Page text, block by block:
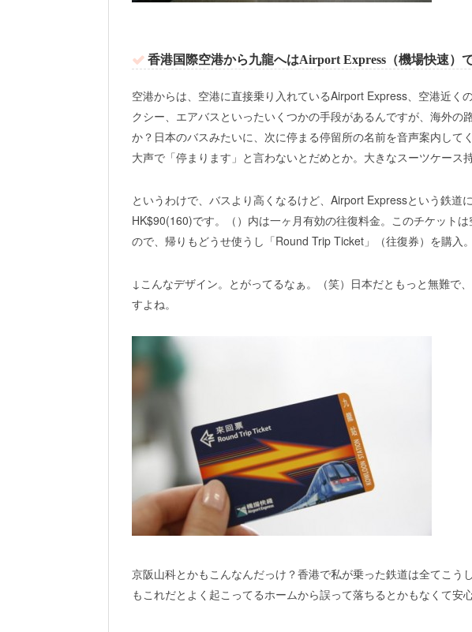
香港国際空港から九龍へはAirport Express（機場快速）
空港からは、空港に直接乗り入れているAirport Express、空港近く
クシー、エアバスといったいくつかの手段があるんですが、海外の
か？日本のバスみたいに、次に停まる停留所の名前を音声案内して
大声で「停まります」と言わないとだめとか。大きなスーツケース
というわけで、バスより高くなるけど、Airport Expressという鉄道
HK$90(160)です。（）内は一ヶ月有効の往復料金。このチケット
ので、帰りもどうせ使うし「Round Trip Ticket」（往復券）を購入
↓こんなデザイン。とがってるなぁ。（笑）日本だともっと無難で
すよね。
京阪山科とかもこんなんだっけ？香港で私が乗った鉄道は全てこう
もこれだとよく起こってるホームから誤って落ちるとかもなくて安心